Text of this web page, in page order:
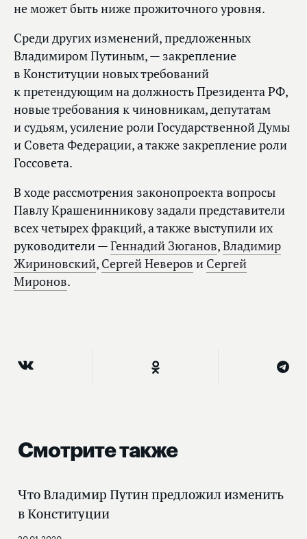
не может быть ниже прожиточного уровня.
Среди других изменений, предложенных
Владимиром Путиным, — закрепление
в Конституции новых требований
к претендующим на должность Президента РФ,
новые требования к чиновникам, депутатам
и судьям, усиление роли Государственной Думы
и Совета Федерации, а также закрепление роли
Госсовета.
В ходе рассмотрения законопроекта вопросы
Павлу Крашенинникову задали представители
всех четырех фракций, а также выступили их
руководители —Геннадий Зюганов,Владимир
Жириновский, Сергей Неверов и Сергей
Миронов.
Смотрите также
Что Владимир Путин предложил изменить
в Конституции